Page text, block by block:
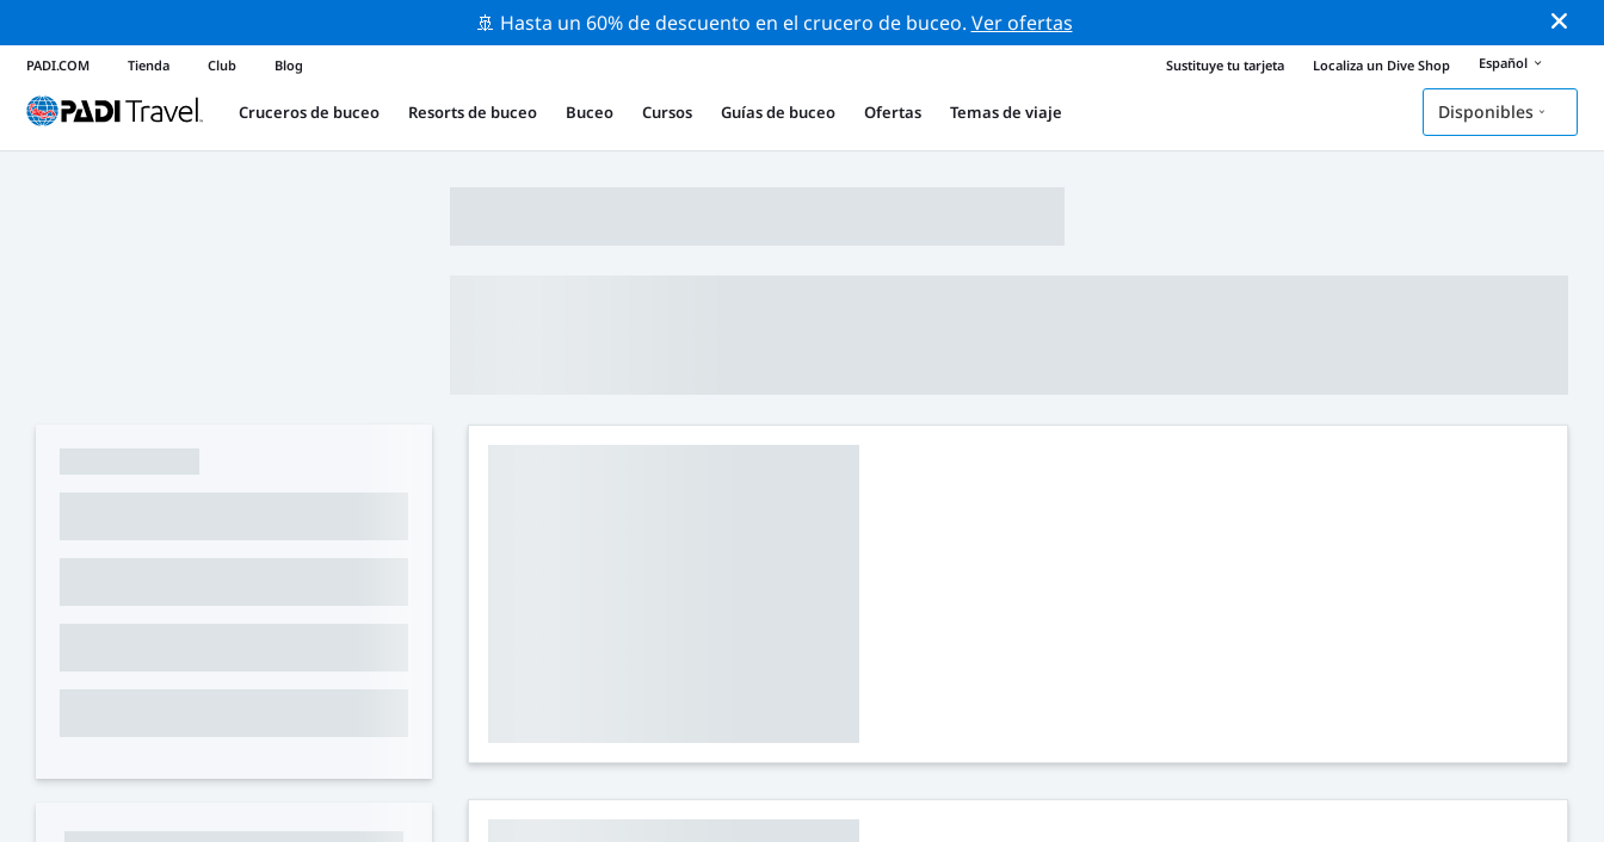
🚢 Hasta un 60% de descuento en el crucero de buceo. Ver ofertas
PADI.COM Tienda Club Blog Sustituye tu tarjeta Localiza un Dive Shop Español
Cruceros de buceo Resorts de buceo Buceo Cursos Guías de buceo Ofertas Temas de viaje Disponibles